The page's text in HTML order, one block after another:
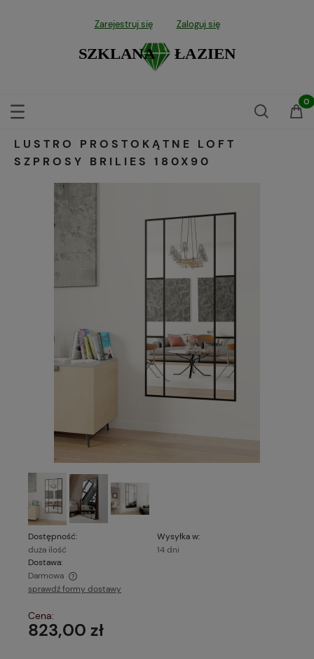
Zarejestruj się Zaloguj się
LUSTRO PROSTOKĄTNE LOFT
SZPROSY BRILIES 180X90
Dostępność:
duża ilość
Wysyłka w:
14 dni
Dostawa:
Darmowa
Cena nie zawiera ewentualnych kosztów płatności
sprawdź formy dostawy
Cena:
823,00 zł